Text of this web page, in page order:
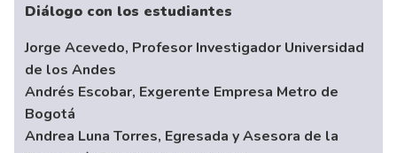
Diálogo con los estudiantes
Jorge Acevedo, Profesor Investigador Universidad
de los Andes
Andrés Escobar, Exgerente Empresa Metro de
Bogotá
Andrea Luna Torres, Egresada y Asesora de la